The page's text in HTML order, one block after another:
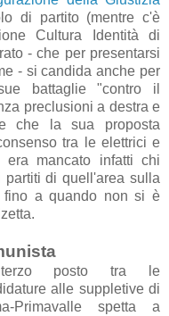
di partito (mentre c'è
Cultura Identità di
- che per presentarsi
- si candida anche per
battaglie "contro il
preclusioni a destra e
che la sua proposta
tra le elettrici e
mancato infatti chi
di quell'area sulla
fino a quando non si è
posto tra le
alle suppletive di
Primavalle spetta a